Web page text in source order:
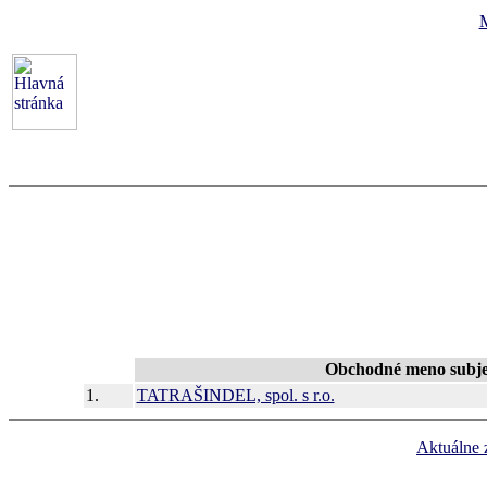
Obchodné meno
1.
TATRAŠINDEL, spol. s r.o.
Aktuálne